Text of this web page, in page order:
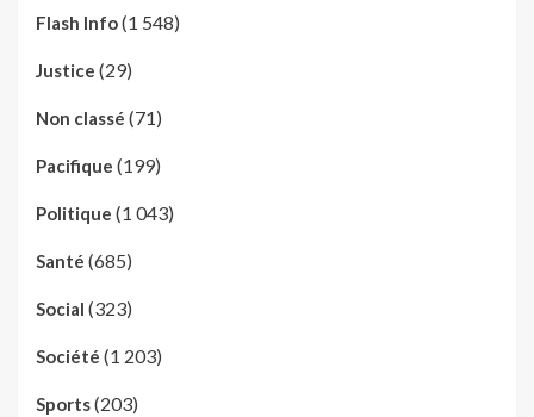
Flash Info(1 548)
Justice (29)
Non classé (71)
Pacifique (199)
Politique (1 043)
Santé (685)
Social (323)
Société (1 203)
Sports(203)